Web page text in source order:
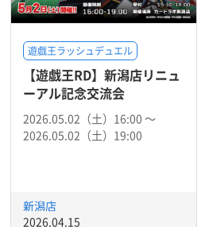
遊戯王ラッシュデュエル
【遊戯王RD】新潟店リニュ
ーアル記念交流会
2026.05.02（土）16:00 〜
2026.05.02（土）19:00
新潟店
2026.04.15